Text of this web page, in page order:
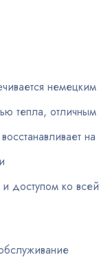
тепла,
доступом ко